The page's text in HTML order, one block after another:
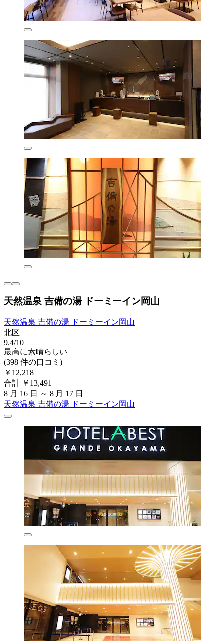
天然温泉 吉備の湯 ドーミーイン岡山
天然温泉 吉備の湯 ドーミーイン岡山
北区
9.4/10
最高に素晴らしい
(398 件の口コミ)
￥12,218
合計 ￥13,491
8 月 16 日 ～ 8 月 17 日
天然温泉 吉備の湯 ドーミーイン岡山